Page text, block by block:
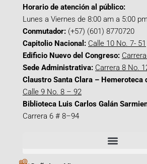
Horario de atención al público:
Lunes a Viernes de 8:00 am a 5:00
Conmutador: (+57) (601) 8770720
Capitolio Nacional: Calle 10 No. 7- 51
Edificio Nuevo del Congreso:
Sede Administrativa: Carrera 8 No.
Claustro Santa Clara – Hemeroteca
Calle 9 No. 8 – 92
Biblioteca Luis Carlos Galán
Carrera 6 # 8–94